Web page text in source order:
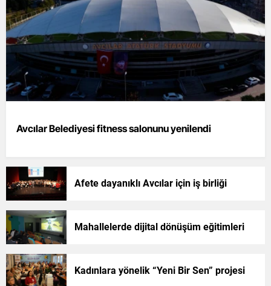
Avcılar Belediyesi fitness salonunu yenilendi
Afete dayanıklı Avcılar için iş birliği
Mahallelerde dijital dönüşüm eğitimleri
Kadınlara yönelik “Yeni Bir Sen” projesi